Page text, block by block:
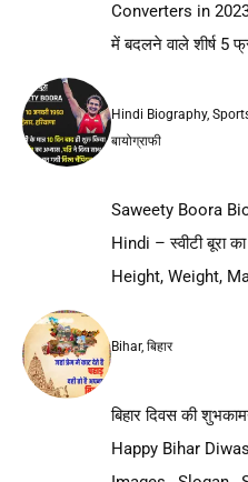
Converters in
में बदलने वाले शीर्ष 5
Hindi Biography,
बायोग्राफी
Saweety Boora
Hindi – स्वीटी बूरा
Height, Weight,
Bihar, बिहार
बिहार दिवस की
Happy Bihar